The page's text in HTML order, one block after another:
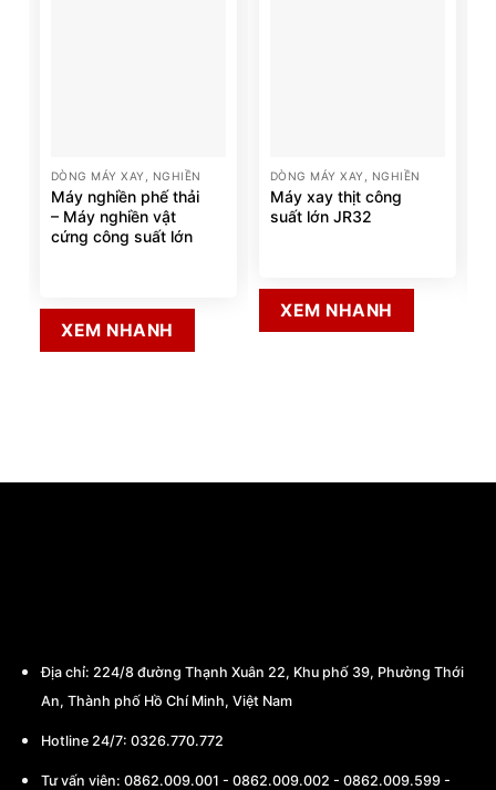
DÒNG MÁY XAY, NGHIỀN
Máy nghiền phế thải
– Máy nghiền vật
cứng công suất lớn
XEM NHANH
DÒNG MÁY XAY, NGHIỀN
Máy xay thịt công
suất lớn JR32
XEM NHANH
Địa chỉ: 224/8 đường Thạnh Xuân 22, Khu phố 39, Phường Thới
An, Thành phố Hồ Chí Minh, Việt Nam
Hotline 24/7: 0326.770.772
Tư vấn viên: 0862.009.001 - 0862.009.002 - 0862.009.599 -